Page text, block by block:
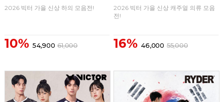
2026 빅터 가을 신상 하의 모음전!
10% 54,900 61,000
2026 빅터 가을 신상 캐주얼 의류 모음
전!
16% 46,000 55,000